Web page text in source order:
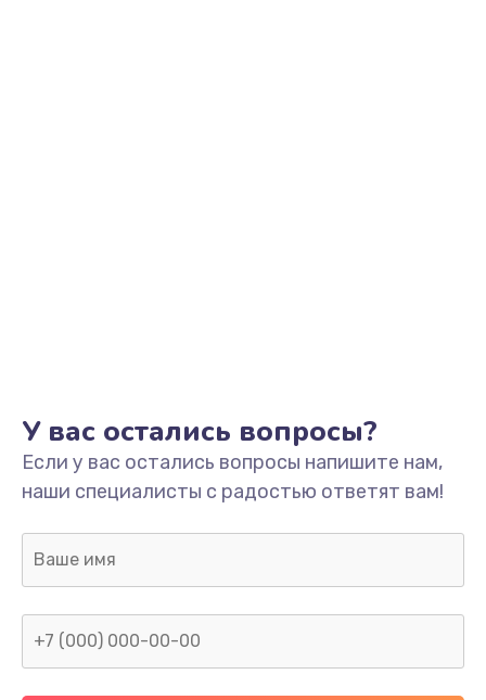
Замена аккумулятора
620 руб.
Заказать
Замена клавиатуры
990 руб.
У вас остались вопросы?
Если у вас остались вопросы напишите нам,
наши специалисты с радостью ответят вам!